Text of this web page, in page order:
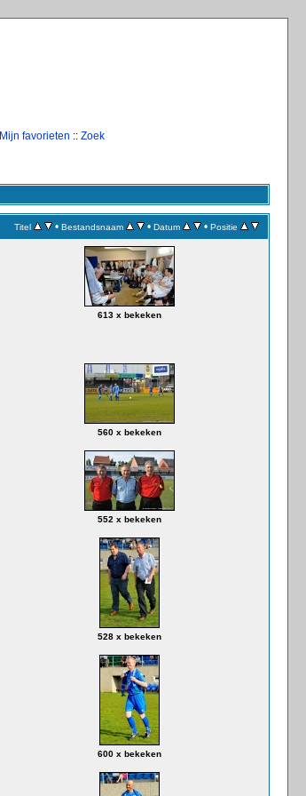
Mijn favorieten :: Zoek
Titel • Bestandsnaam • Datum • Positie
613 x bekeken
560 x bekeken
552 x bekeken
528 x bekeken
600 x bekeken